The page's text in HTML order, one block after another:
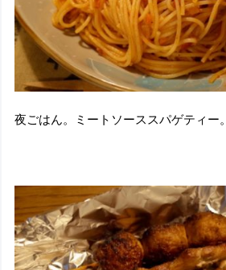
夜ごはん。ミートソーススパゲティー。